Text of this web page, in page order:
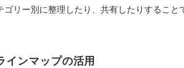
ゴリー別に整理したり、共有したりするこ
インマップの活用